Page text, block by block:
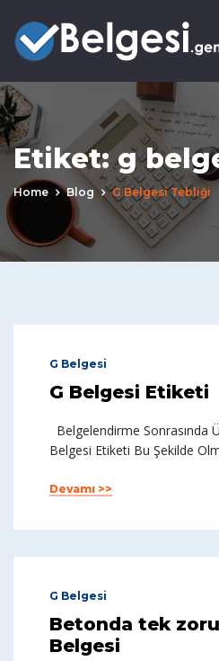
Etiket:g
Home Blog G Belgesi Tebliği
G Belgesi
G Belgesi Etiketi
Belgelendirme Sonrasında
Belgesi Etiketi Bu Şekilde
Devamı >>
G Belgesi
Betonda tek
Belgesi